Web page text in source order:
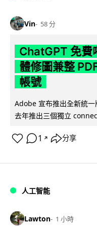
Vin 58 分
ChatGPT 免費
體修圖兼整
帳號
Adobe 宣布推出全新統
去年推出三個獨立
1 ↗ 分享
人工智能
Lawton 1 小時